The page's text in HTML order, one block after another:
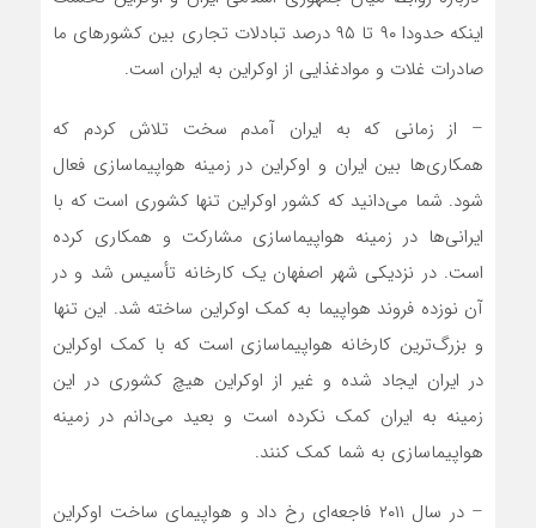
اینکه حدودا ۹۰ تا ۹۵ درصد تبادلات تجاری بین کشور‌های ما
صادرات غلات و موادغذایی از اوکراین به ایران است.
– از زمانی که به ایران آمدم سخت تلاش کردم که
همکاری‌ها بین ایران و اوکراین در زمینه هواپیماسازی فعال
شود. شما می‌دانید که کشور اوکراین تنها کشوری است که با
ایرانی‌ها در زمینه هواپیماسازی مشارکت و همکاری کرده
است. در نزدیکی شهر اصفهان یک کارخانه تأسیس شد و در
آن نوزده فروند هواپیما به کمک اوکراین ساخته شد. این تنها
و بزرگ‌ترین کارخانه هواپیماسازی است که با کمک اوکراین
در ایران ایجاد شده و غیر از اوکراین هیچ کشوری در این
زمینه به ایران کمک نکرده است و بعید می‌دانم در زمینه
هواپیماسازی به شما کمک کنند.
– در سال ۲۰۱۱ فاجعه‌ای رخ داد و هواپیمای ساخت اوکراین